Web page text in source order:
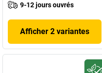
9-12 jours ouvrés
Afficher 2 variantes